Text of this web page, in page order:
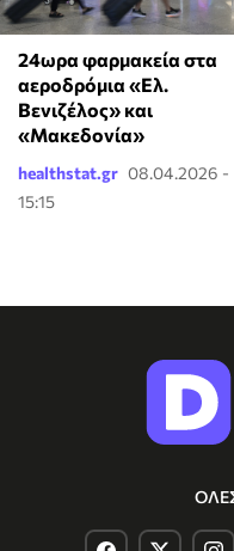
24ωρα φαρμακεία στα
αεροδρόμια «Ελ.
Βενιζέλος» και
«Μακεδονία»
healthstat.gr 08.04.2026 -
15:15